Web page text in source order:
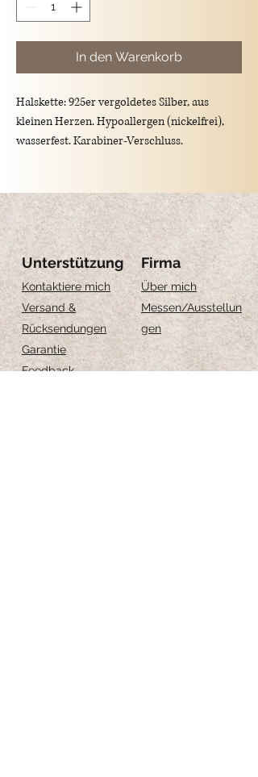
In den Warenkorb
Halskette: 925er vergoldetes Silber, aus
kleinen Herzen. Hypoallergen (nickelfrei),
wasserfest. Karabiner-Verschluss.
36cm+5cm Verlängerung
42cm+5cm Verlängerung
Unterstützung
Kontaktiere mich
Versand &
Rücksendungen
Garantie
Feedback
Firma
Über mich
Messen/Ausstellun
gen